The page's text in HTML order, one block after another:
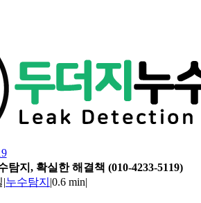
탐지, 확실한 해결책 (010-4233-5119)
|누수탐지 |0.6 min|